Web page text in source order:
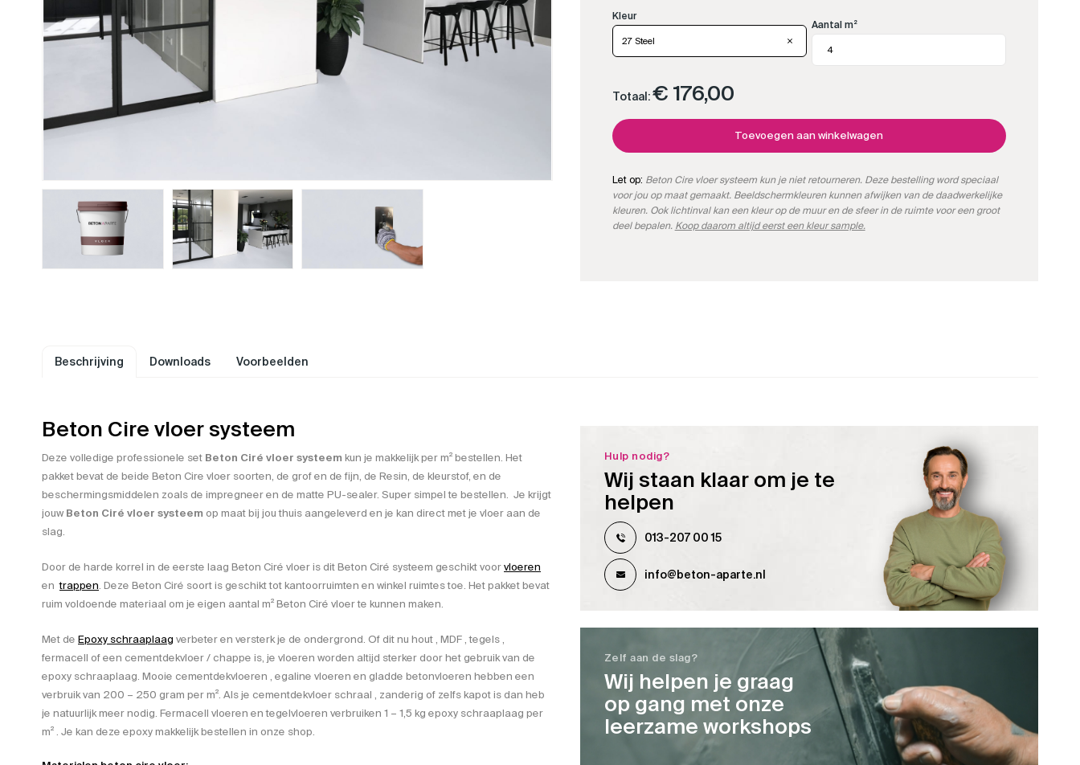
27 Steel
Aantal m²
Totaal:€ 176,00
Toevoegen aan winkelwagen
Let op: Beton Cire vloer systeem kun je niet retourneren. Deze bestelling word speciaal
voor jou op maat gemaakt. Beeldschermkleuren kunnen afwijken van de daadwerkelijke
kleuren. Ook lichtinval kan een kleur op de muur en de sfeer in de ruimte voor een groot
deel bepalen. Koop daarom altijd eerst een kleur sample.
Beschrijving Downloads Voorbeelden
Beton Cire vloer systeem
Deze volledige professionele set Beton Ciré vloer systeem kun je makkelijk per m² bestellen. Het
pakket bevat de beide Beton Cire vloer soorten, de grof en de fijn, de Resin, de kleurstof, en de
beschermingsmiddelen zoals de impregneer en de matte PU-sealer. Super simpel te bestellen. Je krijgt
jouw Beton Ciré vloer systeem op maat bij jou thuis aangeleverd en je kan direct met je vloer aan de
slag.
Door de harde korrel in de eerste laag Beton Ciré vloer is dit Beton Ciré systeem geschikt voorvloeren
entrappen. Deze Beton Ciré soort is geschikt tot kantoorruimten en winkel ruimtes toe. Het pakket bevat
ruim voldoende materiaal om je eigen aantal m² Beton Ciré vloer te kunnen maken.
Met de Epoxy schraaplaag verbeter en versterk je de ondergrond. Of dit nu hout , MDF , tegels ,
fermacell of een cementdekvloer / chappe is, je vloeren worden altijd sterker door het gebruik van de
epoxy schraaplaag. Mooie cementdekvloeren , egaline vloeren en gladde betonvloeren hebben een
verbruik van 200 – 250 gram per m². Als je cementdekvloer schraal , zanderig of zelfs kapot is dan heb
je natuurlijk meer nodig. Fermacell vloeren en tegelvloeren verbruiken 1 – 1,5 kg epoxy schraaplaag per
m² . Je kan deze epoxy makkelijk bestellen in onze shop.
Hulp nodig?
Wij staan klaar om je te
helpen
013-207 00 15
info@beton-aparte.nl
Zelf aan de slag?
Wij helpen je graag
op gang met onze
leerzame workshops